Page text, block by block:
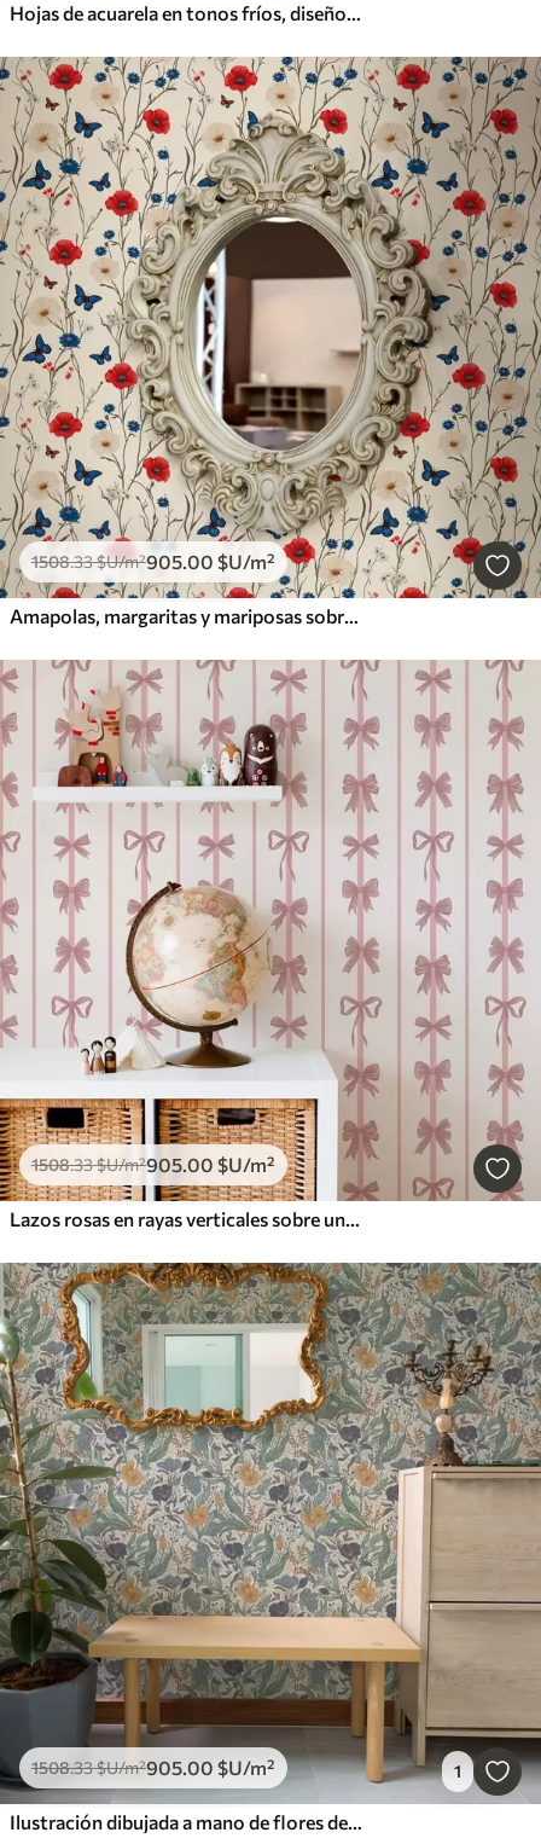
Hojas de acuarela en tonos fríos, diseño minimalista
1508.33$U/m²905.00 $U/m²
Amapolas, margaritas y mariposas sobre fondo blanco
1508.33$U/m²905.00 $U/m²
Lazos rosas en rayas verticales sobre un fondo claro
1508.33$U/m²905.00 $U/m² 1
Ilustración dibujada a mano de flores de prado en colores cálidos